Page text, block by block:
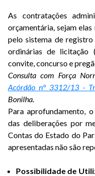
As contratações
orçamentária, sejam
pelo sistema de registro
ordinárias de licitação
convite, concurso e
Consulta com Força
Acórdão n° 3312/13 -
Bonilha.
Para aprofundamento,
das deliberações por
Contas do Estado do
apresentadas não são
Possibilidade de